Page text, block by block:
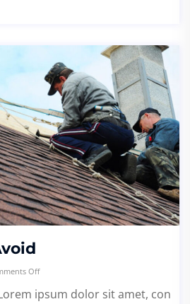
Off
ipsum dolor sit amet, con